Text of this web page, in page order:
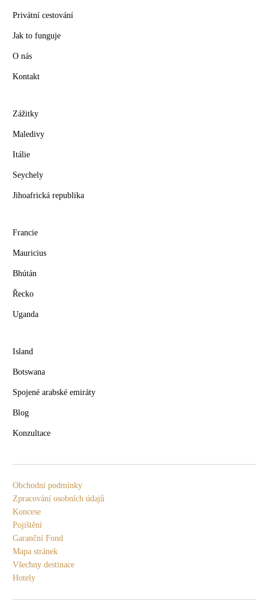
Privátní cestování
Jak to funguje
O nás
Kontakt
Zážitky
Maledivy
Itálie
Seychely
Jihoafrická republika
Francie
Mauricius
Bhútán
Řecko
Uganda
Island
Botswana
Spojené arabské emiráty
Blog
Konzultace
Obchodní podmínky
Zpracování osobních údajů
Koncese
Pojištění
Garanční Fond
Mapa stránek
Všechny destinace
Hotely